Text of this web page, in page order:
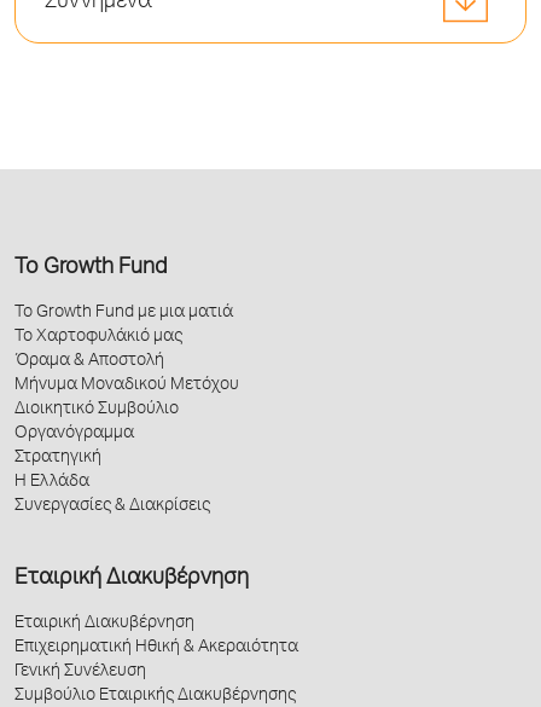
Το Growth Fund
Το Growth Fund με μια ματιά
Το Χαρτοφυλάκιό μας
Όραμα & Αποστολή
Μήνυμα Μοναδικού Μετόχου
Διοικητικό Συμβούλιο
Οργανόγραμμα
Στρατηγική
Η Ελλάδα
Συνεργασίες & Διακρίσεις
Εταιρική Διακυβέρνηση
Εταιρική Διακυβέρνηση
Επιχειρηματική Ηθική & Ακεραιότητα
Γενική Συνέλευση
Συμβούλιο Εταιρικής Διακυβέρνησης